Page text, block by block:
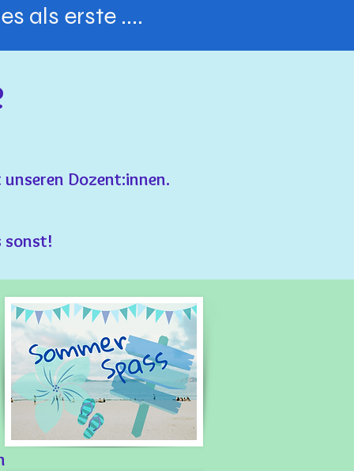
als erste ....
Dozent:innen.
sonst!